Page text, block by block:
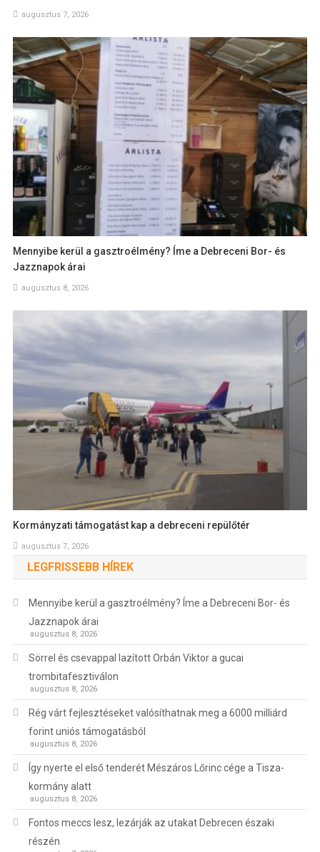
augusztus 7, 2026
Mennyibe kerül a gasztroélmény? Íme a Debreceni Bor- és
Jazznapok árai
augusztus 8, 2026
Kormányzati támogatást kap a debreceni repülőtér
augusztus 7, 2026
LEGFRISSEBB HÍREK
Mennyibe kerül a gasztroélmény? Íme a Debreceni Bor- és
Jazznapok árai
augusztus 8, 2026
Sörrel és csevappal lazított Orbán Viktor a gucai
trombitafesztiválon
augusztus 8, 2026
Rég várt fejlesztéseket valósíthatnak meg a 6000 milliárd
forint uniós támogatásból
augusztus 8, 2026
Így nyerte el első tenderét Mészáros Lőrinc cége a Tisza-
kormány alatt
augusztus 8, 2026
Fontos meccs lesz, lezárják az utakat Debrecen északi
részén